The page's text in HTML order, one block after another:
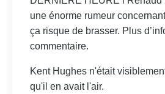
une énorme rumeur
ça risque de brasser. Plus
commentaire.
Kent Hughes n'était
qu'il en avait l'air.